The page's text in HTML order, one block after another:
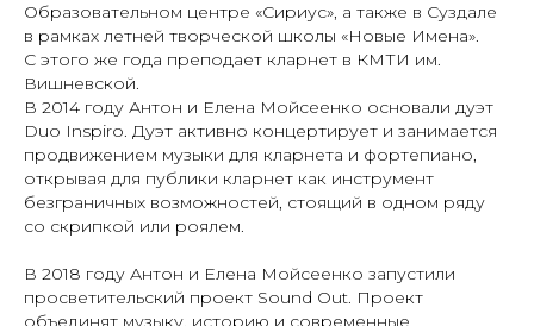
Образовательном центре «Сириус», а также в Суздале
в рамках летней творческой школы «Новые Имена».
С этого же года преподает кларнет в КМТИ им.
Вишневской.
В 2014 году Антон и Елена Мойсеенко основали дуэт
Duo Inspiro. Дуэт активно концертирует и занимается
продвижением музыки для кларнета и фортепиано,
открывая для публики кларнет как инструмент
безграничных возможностей, стоящий в одном ряду
со скрипкой или роялем.
В 2018 году Антон и Елена Мойсеенко запустили
просветительский проект Sound Out. Проект
объединят музыку, историю и современные